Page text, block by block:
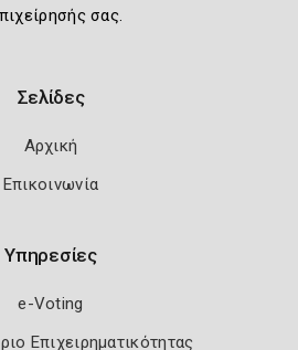
σας.
Σελίδες
Αρχική
Επικοινωνία
Υπηρεσίες
e-Voting
Επιχειρηματικότητας